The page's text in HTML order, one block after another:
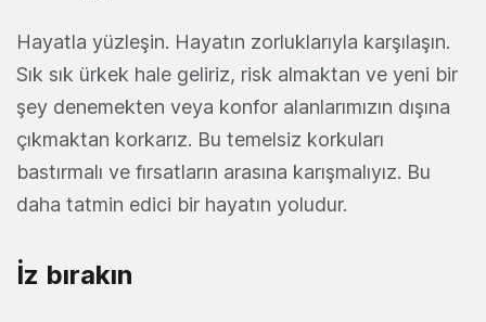
Hayatla yüzleşin. Hayatın zorluklarıyla karşılaşın.
Sık sık ürkek hale geliriz, risk almaktan ve yeni bir
şey denemekten veya konfor alanlarımızın dışına
çıkmaktan korkarız. Bu temelsiz korkuları
bastırmalı ve fırsatların arasına karışmalıyız. Bu
daha tatmin edici bir hayatın yoludur.
İz bırakın